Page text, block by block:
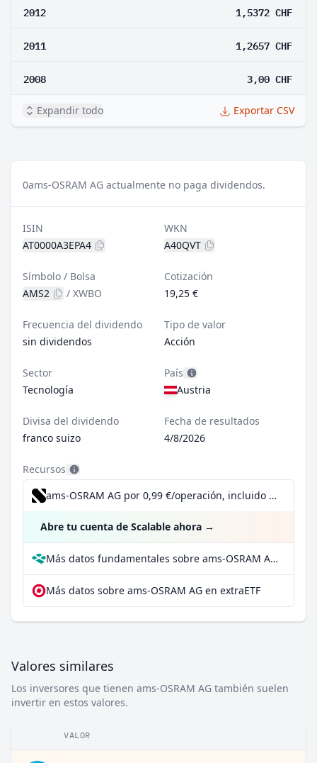
2012 1,5372 CHF
2011 1,2657 CHF
2008 3,00 CHF
Expandir todo Exportar CSV
0ams-OSRAM AG actualmente no paga dividendos.
ISIN
AT0000A3EPA4
WKN
A40QVT
Símbolo / Bolsa
AMS2
/ XWBO
Cotización
19,25 €
Frecuencia del dividendo
sin dividendos
Tipo de valor
Acción
Sector
Tecnología
País
Austria
Divisa del dividendo
franco suizo
Fecha de resultados
4/8/2026
Recursos
ams-OSRAM AG por 0,99 €/operación, incluido el Dividend Reinvestment Plan
Abre tu cuenta de Scalable ahora →
Más datos fundamentales sobre ams-OSRAM AG en Parqet
Más datos sobre ams-OSRAM AG en extraETF
Valores similares
Los inversores que tienen ams-OSRAM AG también suelen
invertir en estos valores.
VALOR